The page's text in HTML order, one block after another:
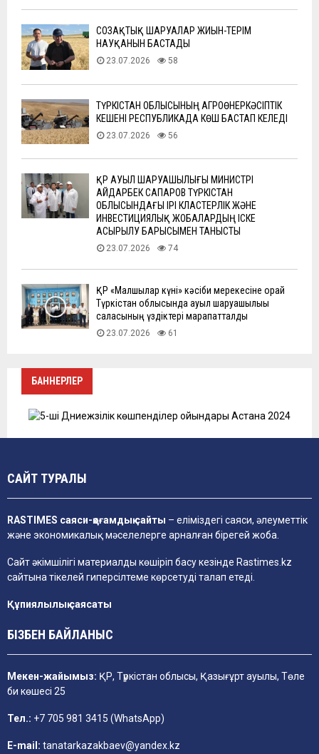
СОЗАҚТЫҚ ШАРУАЛАР ЖИЫН-ТЕРІМ
НАУҚАНЫН БАСТАДЫ
23.07.2026 58
ТҮРКІСТАН ОБЛЫСЫНЫҢ АГРОӨНЕРКӘСІПТІК
КЕШЕНІ РЕСПУБЛИКАДА КӨШ БАСТАП КЕЛЕДІ
23.07.2026 56
ҚР АУЫЛ ШАРУАШЫЛЫҒЫ МИНИСТРІ
АЙДАРБЕК САПАРОВ ТҮРКІСТАН
ОБЛЫСЫНДАҒЫ ІРІ КЛАСТЕРЛІК ЖӘНЕ
ИНВЕСТИЦИЯЛЫҚ ЖОБАЛАРДЫҢ ІСКЕ
АСЫРЫЛУ БАРЫСЫМЕН ТАНЫСТЫ
23.07.2026 74
ҚР «Малшылар күні» кәсіби мерекесіне орай
Түркістан облысында ауыл шаруашылығы
саласының үздіктері марапатталды
23.07.2026 61
БАННЕРЛЕР
САЙТ ТУРАЛЫ
RASTIMES саяси-қоғамдық сайты – еліміздегі саяси, әлеуметтік
және экономикалық мәселелерге арналған бірегей жоба.
Сайт әкімшілігі материалды көшіріп басу кезінде Rastimes.kz
сайтына тікелей гиперсілтеме көрсетуді талап етеді.
Құпиялылық саясаты
БІЗБЕН БАЙЛАНЫС
Мекен-жайымыз: ҚР, Түркістан облысы, Қазығұрт ауылы, Төле
би көшесі 25
Тел.: +7 705 981 3415 (WhatsApp)
E-mail: tanatarkazakbaev@yandex.kz